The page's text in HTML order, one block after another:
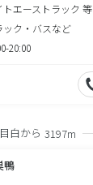
トエーストラック 等
ック・バスなど
20:00
白から 3197m
鴨